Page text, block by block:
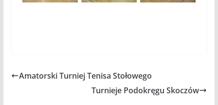
Amatorski Turniej Tenisa Stołowego
Turnieje Podokręgu Skoczów